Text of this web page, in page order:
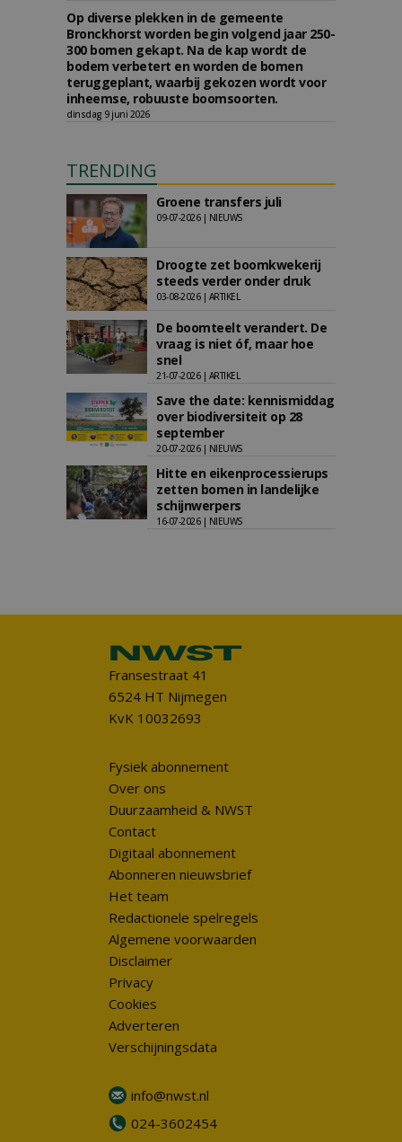
Op diverse plekken in de gemeente
Bronckhorst worden begin volgend jaar 250-
300 bomen gekapt. Na de kap wordt de
bodem verbetert en worden de bomen
teruggeplant, waarbij gekozen wordt voor
inheemse, robuuste boomsoorten.
dinsdag 9 juni 2026
TRENDING
Groene transfers juli
09-07-2026 | NIEUWS
Droogte zet boomkwekerij
steeds verder onder druk
03-08-2026 | ARTIKEL
De boomteelt verandert. De
vraag is niet óf, maar hoe
snel
21-07-2026 | ARTIKEL
Save the date: kennismiddag
over biodiversiteit op 28
september
20-07-2026 | NIEUWS
Hitte en eikenprocessierups
zetten bomen in landelijke
schijnwerpers
16-07-2026 | NIEUWS
Fransestraat 41
6524 HT Nijmegen
KvK 10032693
Fysiek abonnement
Over ons
Duurzaamheid & NWST
Contact
Digitaal abonnement
Abonneren nieuwsbrief
Het team
Redactionele spelregels
Algemene voorwaarden
Disclaimer
Privacy
Cookies
Adverteren
Verschijningsdata
info@nwst.nl
024-3602454